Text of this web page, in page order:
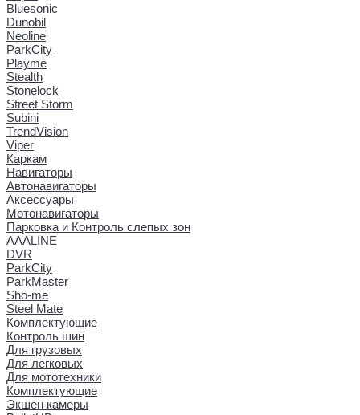
Bluesonic
Dunobil
Neoline
ParkCity
Playme
Stealth
Stonelock
Street Storm
Subini
TrendVision
Viper
Каркам
Навигаторы
Автонавигаторы
Аксессуары
Мотонавигаторы
Парковка и Контроль слепых зон
AAALINE
DVR
ParkCity
ParkMaster
Sho-me
Steel Mate
Комплектующие
Контроль шин
Для грузовых
Для легковых
Для мототехники
Комплектующие
Экшен камеры